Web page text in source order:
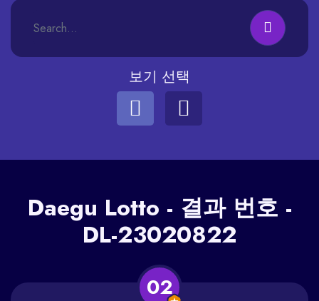
보기 선택
Daegu Lotto - 결과 번호 -
DL-23020822
02